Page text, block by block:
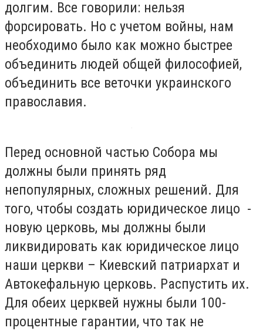
долгим. Все говорили: нельзя
форсировать. Но с учетом войны, нам
необходимо было как можно быстрее
объединить людей общей философией,
объединить все веточки украинского
православия.
Перед основной частью Собора мы
должны были принять ряд
непопулярных, сложных решений. Для
того, чтобы создать юридическое лицо -
новую церковь, мы должны были
ликвидировать как юридическое лицо
наши церкви – Киевский патриархат и
Автокефальную церковь. Распустить их.
Для обеих церквей нужны были 100-
процентные гарантии, что так не